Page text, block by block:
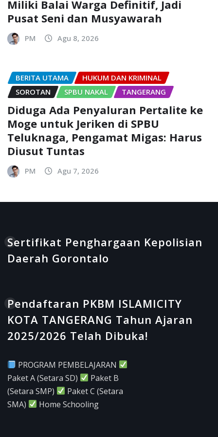
Miliki Balai Warga Definitif, Jadi
Pusat Seni dan Musyawarah
PM Agu 8, 2026
BERITA UTAMA
HUKUM DAN KRIMINAL
SOROTAN
SPBU NAKAL TANGERANG
Diduga Ada Penyaluran Pertalite ke
Moge untuk Jeriken di SPBU
Teluknaga, Pengamat Migas: Harus
Diusut Tuntas
PM Agu 7, 2026
Sertifikat Penghargaan Kepolisian
Daerah Gorontalo
Pendaftaran PKBM ISLAMICITY
KOTA TANGERANG Tahun Ajaran
2025/2026 Telah Dibuka!
PROGRAM PEMBELAJARAN
Paket A (Setara SD)
Paket B
(Setara SMP)
Paket C (Setara
SMA)
Home Schooling